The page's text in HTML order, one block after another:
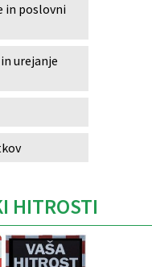
in poslovni
urejanje
HITROSTI